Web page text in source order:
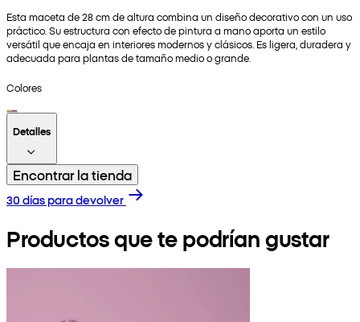
Esta maceta de 28 cm de altura combina un diseño decorativo con un uso
práctico. Su estructura con efecto de pintura a mano aporta un estilo
versátil que encaja en interiores modernos y clásicos. Es ligera, duradera y
adecuada para plantas de tamaño medio o grande.
Colores
Detalles
Encontrar la tienda
30 días para devolver
Productos que te podrían gustar